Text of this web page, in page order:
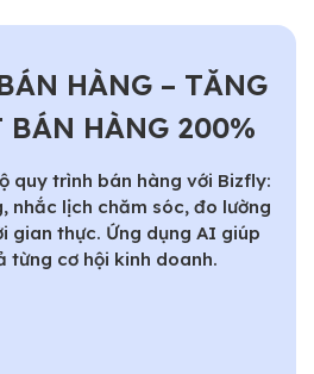
HÀNG – TĂNG
BÁN HÀNG 200%
quy trình bán hàng với Bizfly:
nhắc lịch chăm sóc, đo lường
gian thực. Ứng dụng AI giúp
từng cơ hội kinh doanh.